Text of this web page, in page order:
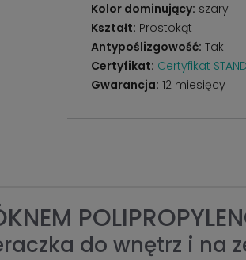
Kolor dominujący: szary
Kształt: Prostokąt
Antypoślizgowość: Tak
Certyfikat: Certyfikat
Gwarancja: 12 miesięcy
do wnętrz i na